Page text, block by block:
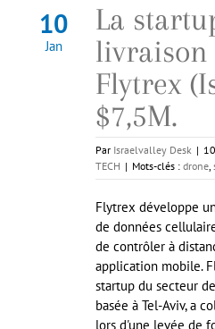
10
Jan
La
livraison
Flytrex
$7,5M.
Par Israelvalley Desk |
TECH | Mots-clés : drone
Flytrex développe
de données
de contrôler à
application mobile.
startup du secteur
basée à Tel-Aviv, a
lors d'une levée de